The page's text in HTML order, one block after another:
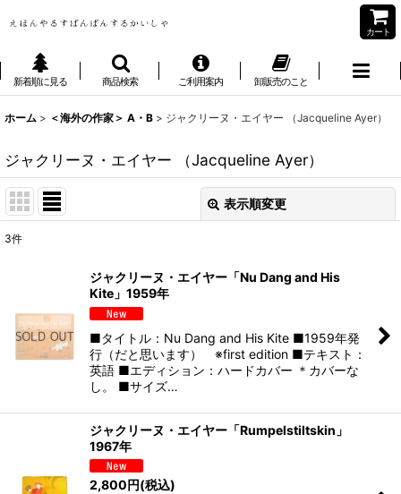
カート
新着順に見る 商品検索 ご利用案内 卸販売のこと
ホーム > ＜海外の作家＞ A・B > ジャクリーヌ・エイヤー （Jacqueline Ayer）
ジャクリーヌ・エイヤー （Jacqueline Ayer）
表示順変更
絞り込む
3件
ジャクリーヌ・エイヤー「Nu Dang and His
Kite」1959年
■タイトル：Nu Dang and His Kite ■1959年発
行（だと思います） ※first edition ■テキスト：
英語 ■エディション：ハードカバー ＊カバーな
し。 ■サイズ…
ジャクリーヌ・エイヤー「Rumpelstiltskin」
1967年
2,800円(税込)